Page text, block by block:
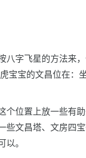
八字飞星的方法来
宝宝的文昌位在：
个位置上放一些有
些文昌塔、文房四
。